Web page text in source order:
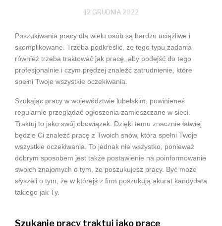
12 GRUDNIA 2022
Poszukiwania pracy dla wielu osób są bardzo uciążliwe i
skomplikowane. Trzeba podkreślić, że tego typu zadania
również trzeba traktować jak pracę, aby podejść do tego
profesjonalnie i czym prędzej znaleźć zatrudnienie, które
spełni Twoje wszystkie oczekiwania.
Szukając pracy w województwie lubelskim, powinieneś
regularnie przeglądać ogłoszenia zamieszczane w sieci.
Traktuj to jako swój obowiązek. Dzięki temu znacznie łatwiej
będzie Ci znaleźć pracę z Twoich snów, która spełni Twoje
wszystkie oczekiwania. To jednak nie wszystko, ponieważ
dobrym sposobem jest także postawienie na poinformowanie
swoich znajomych o tym, że poszukujesz pracy. Być może
słyszeli o tym, że w którejś z firm poszukują akurat kandydata
takiego jak Ty.
Szukanie pracy traktuj jako pracę